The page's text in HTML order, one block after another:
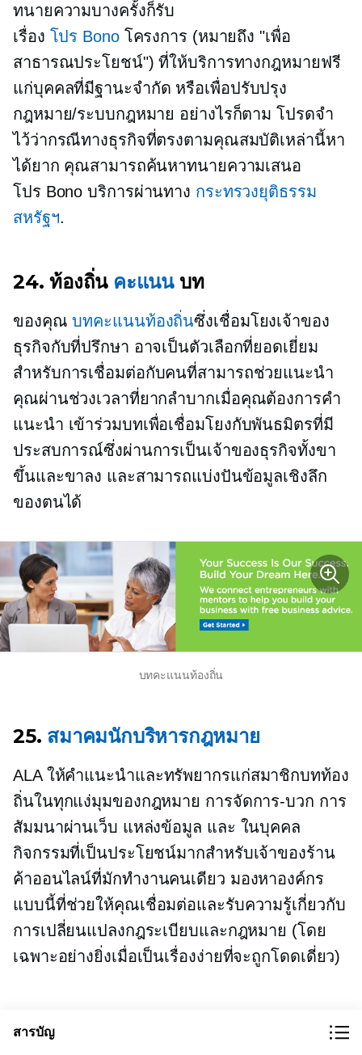
ทนายความบางครั้งก็รับ
เรื่อง โปร Bonoโครงการ (หมายถึง "เพื่อ
สาธารณประโยชน์") ที่ให้บริการทางกฎหมายฟรี
แก่บุคคลที่มีฐานะจำกัด หรือเพื่อปรับปรุง
กฎหมาย/ระบบกฎหมาย อย่างไรก็ตาม โปรดจำ
ไว้ว่ากรณีทางธุรกิจที่ตรงตามคุณสมบัติเหล่านี้หา
ได้ยาก คุณสามารถค้นหาทนายความเสนอ
โปร Bono บริการผ่านทาง กระทรวงยุติธรรม
สหรัฐฯ.
24. ท้องถิ่น คะแนนบท
ของคุณบทคะแนนท้องถิ่นซึ่งเชื่อมโยงเจ้าของ
ธุรกิจกับที่ปรึกษา อาจเป็นตัวเลือกที่ยอดเยี่ยม
สำหรับการเชื่อมต่อกับคนที่สามารถช่วยแนะนำ
คุณผ่านช่วงเวลาที่ยากลำบากเมื่อคุณต้องการคำ
แนะนำ เข้าร่วมบทเพื่อเชื่อมโยงกับพันธมิตรที่มี
ประสบการณ์ซึ่งผ่านการเป็นเจ้าของธุรกิจทั้งขา
ขึ้นและขาลง และสามารถแบ่งปันข้อมูลเชิงลึก
ของตนได้
บทคะแนนท้องถิ่น
25. สมาคมนักบริหารกฎหมาย
ALA ให้คำแนะนำและทรัพยากรแก่สมาชิกบทท้อง
ถิ่นในทุกแง่มุมของกฎหมาย การจัดการ-บวก การ
สัมมนาผ่านเว็บ แหล่งข้อมูล และ ในบุคคล
กิจกรรมที่เป็นประโยชน์มากสำหรับเจ้าของร้าน
ค้าออนไลน์ที่มักทำงานคนเดียว มองหาองค์กร
แบบนี้ที่ช่วยให้คุณเชื่อมต่อและรับความรู้เกี่ยวกับ
การเปลี่ยนแปลงกฎระเบียบและกฎหมาย (โดย
เฉพาะอย่างยิ่งเมื่อเป็นเรื่องง่ายที่จะถูกโดดเดี่ยว)
คำแนะนำทางกฎหมายสำหรับ
สารบัญ